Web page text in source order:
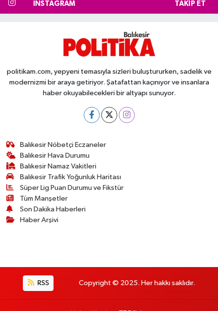
INSTAGRAM TAKIP ET
politikam.com, yepyeni temasıyla sizleri buluştururken, sadelik ve
modernizmi bir araya getiriyor. Şatafattan kaçınıyor ve insanlara
haber okuyabilecekleri bir altyapı sunuyor.
Balıkesir Nöbetçi Eczaneler
Balıkesir Hava Durumu
Balıkesir Namaz Vakitleri
Balıkesir Trafik Yoğunluk Haritası
Süper Lig Puan Durumu ve Fikstür
Tüm Manşetler
Son Dakika Haberleri
Haber Arşivi
RSS Copyright © 2025. Her hakkı saklıdır.